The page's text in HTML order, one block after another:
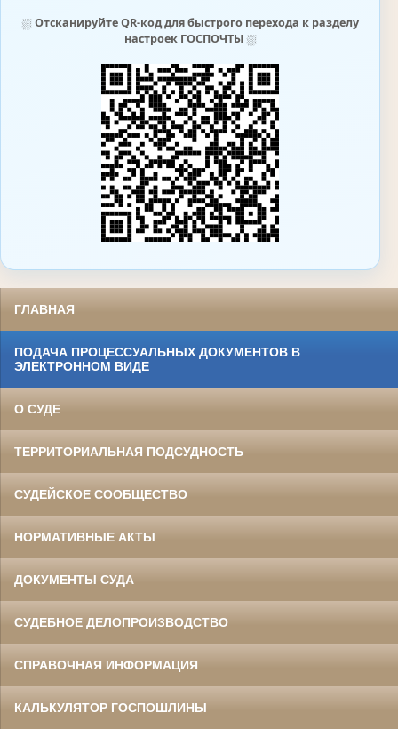
⛆ Отсканируйте QR-код для быстрого перехода к разделу
настроек ГОСПОЧТЫ⛆
ГЛАВНАЯ
ПОДАЧА ПРОЦЕССУАЛЬНЫХ ДОКУМЕНТОВ В
ЭЛЕКТРОННОМ ВИДЕ
О СУДЕ
ТЕРРИТОРИАЛЬНАЯ ПОДСУДНОСТЬ
СУДЕЙСКОЕ СООБЩЕСТВО
НОРМАТИВНЫЕ АКТЫ
ДОКУМЕНТЫ СУДА
СУДЕБНОЕ ДЕЛОПРОИЗВОДСТВО
СПРАВОЧНАЯ ИНФОРМАЦИЯ
КАЛЬКУЛЯТОР ГОСПОШЛИНЫ